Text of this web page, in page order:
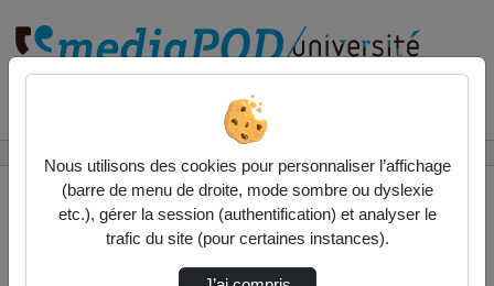
Nous utilisons des cookies pour personnaliser l’affichage
(barre de menu de droite, mode sombre ou dyslexie
etc.), gérer la session (authentification) et analyser le
trafic du site (pour certaines instances).